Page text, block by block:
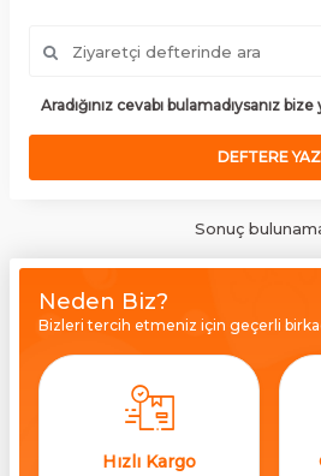
Aradığınız cevabı bulamadıysanız
DEFTERE YAZ
Sonuç
Neden Biz?
Bizleri tercih etmeniz için geçerli
Hızlı Kargo